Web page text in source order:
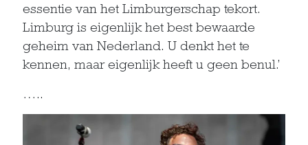
essentie van het Limburgerschap tekort.
Limburg is eigenlijk het best bewaarde
geheim van Nederland. U denkt het te
kennen, maar eigenlijk heeft u geen benul.’
…..